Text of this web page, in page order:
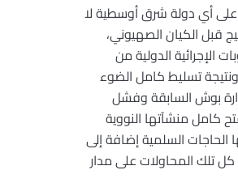
على أي دولة شرق أوسطية لا
قبل الكيان الصهيوني،
الإجرائية الدولية من
تسليط كامل الضوء
بوش السابقة وفشل
كامل منشآتها النووية
الحاجات السلمية إضافة إلى
تلك المحاولات على مدار